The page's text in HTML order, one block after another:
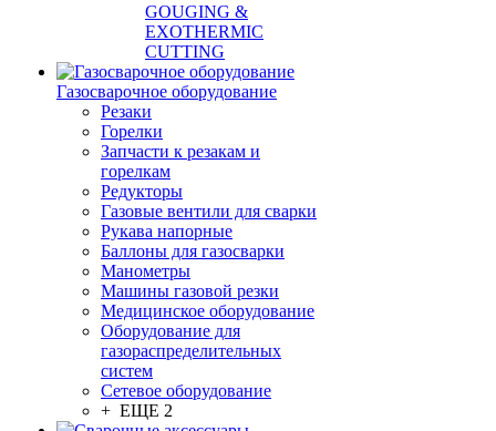
GOUGING &
EXOTHERMIC
CUTTING
Газосварочное оборудование
Резаки
Горелки
Запчасти к резакам и
горелкам
Редукторы
Газовые вентили для сварки
Рукава напорные
Баллоны для газосварки
Манометры
Машины газовой резки
Медицинское оборудование
Оборудование для
газораспределительных
систем
Сетевое оборудование
+ ЕЩЕ 2